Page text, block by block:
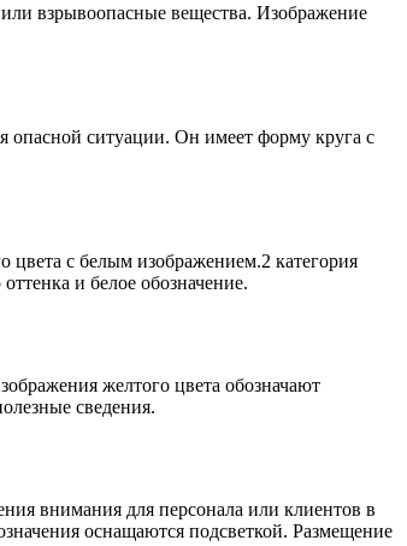
взрывоопасные вещества. Изображение
опасной ситуации. Он имеет форму круга с
цвета с белым изображением.2 категория
и белое обозначение.
желтого цвета обозначают
сведения.
внимания для персонала или клиентов в
оснащаются подсветкой. Размещение